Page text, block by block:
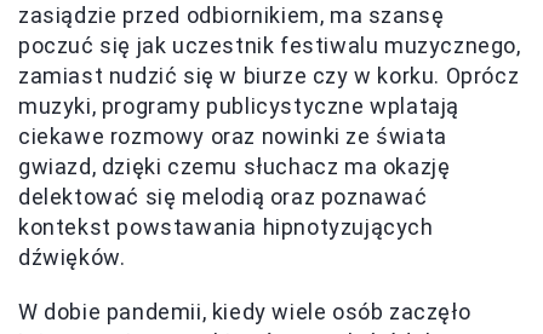
zasiądzie przed odbiornikiem, ma szansę
poczuć się jak uczestnik festiwalu muzycznego,
zamiast nudzić się w biurze czy w korku. Oprócz
muzyki, programy publicystyczne wplatają
ciekawe rozmowy oraz nowinki ze świata
gwiazd, dzięki czemu słuchacz ma okazję
delektować się melodią oraz poznawać
kontekst powstawania hipnotyzujących
dźwięków.
W dobie pandemii, kiedy wiele osób zaczęło